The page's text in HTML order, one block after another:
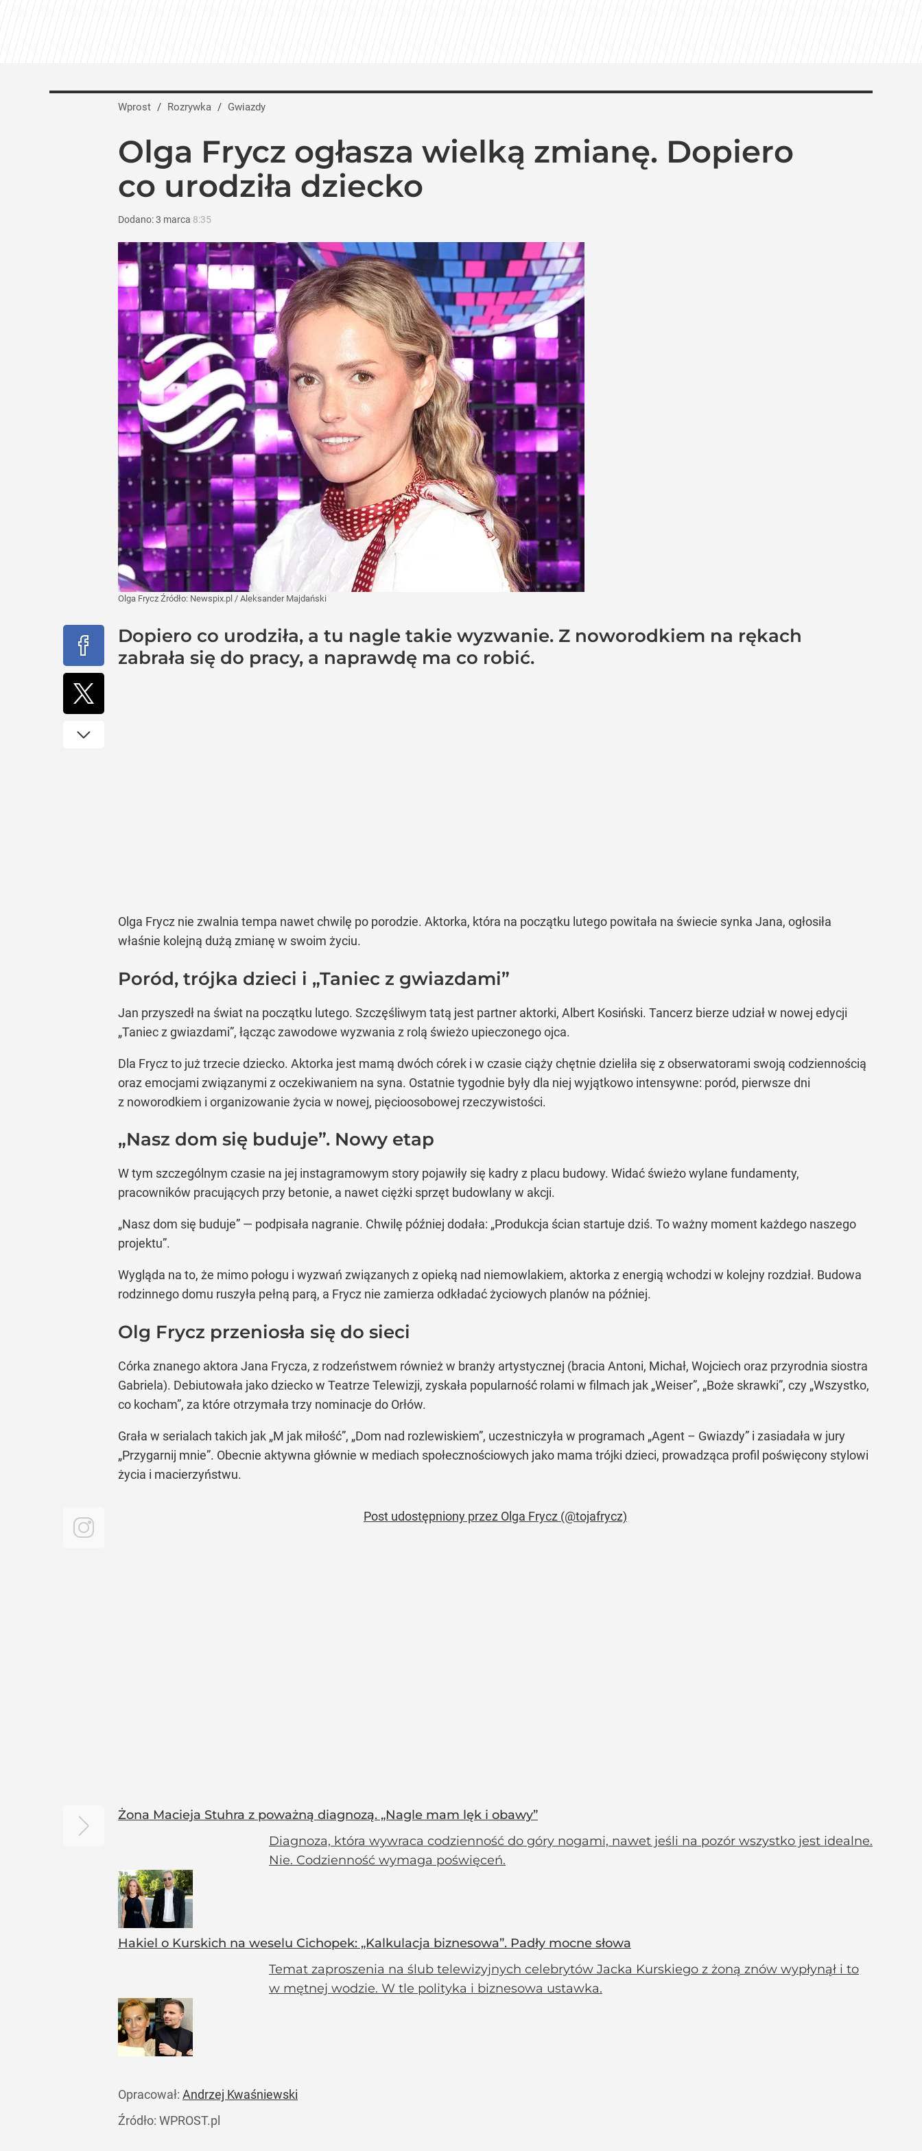
Wprost / Rozrywka / Gwiazdy
Olga Frycz ogłasza wielką zmianę. Dopiero
co urodziła dziecko
Dodano:3 marca 8:35
Olga Frycz Źródło: Newspix.pl / Aleksander Majdański
Dopiero co urodziła, a tu nagle takie wyzwanie. Z noworodkiem na rękach
zabrała się do pracy, a naprawdę ma co robić.
Olga Frycz nie zwalnia tempa nawet chwilę po porodzie. Aktorka, która na początku lutego powitała na świecie synka Jana, ogłosiła
właśnie kolejną dużą zmianę w swoim życiu.
Poród, trójka dzieci i „Taniec z gwiazdami”
Jan przyszedł na świat na początku lutego. Szczęśliwym tatą jest partner aktorki, Albert Kosiński. Tancerz bierze udział w nowej edycji
„Taniec z gwiazdami”, łącząc zawodowe wyzwania z rolą świeżo upieczonego ojca.
Dla Frycz to już trzecie dziecko. Aktorka jest mamą dwóch córek i w czasie ciąży chętnie dzieliła się z obserwatorami swoją codziennością
oraz emocjami związanymi z oczekiwaniem na syna. Ostatnie tygodnie były dla niej wyjątkowo intensywne: poród, pierwsze dni
z noworodkiem i organizowanie życia w nowej, pięcioosobowej rzeczywistości.
„Nasz dom się buduje”. Nowy etap
W tym szczególnym czasie na jej instagramowym story pojawiły się kadry z placu budowy. Widać świeżo wylane fundamenty,
pracowników pracujących przy betonie, a nawet ciężki sprzęt budowlany w akcji.
„Nasz dom się buduje” — podpisała nagranie. Chwilę później dodała: „Produkcja ścian startuje dziś. To ważny moment każdego naszego
projektu”.
Wygląda na to, że mimo połogu i wyzwań związanych z opieką nad niemowlakiem, aktorka z energią wchodzi w kolejny rozdział. Budowa
rodzinnego domu ruszyła pełną parą, a Frycz nie zamierza odkładać życiowych planów na później.
Olg Frycz przeniosła się do sieci
Córka znanego aktora Jana Frycza, z rodzeństwem również w branży artystycznej (bracia Antoni, Michał, Wojciech oraz przyrodnia siostra
Gabriela). Debiutowała jako dziecko w Teatrze Telewizji, zyskała popularność rolami w filmach jak „Weiser”, „Boże skrawki”, czy „Wszystko,
co kocham”, za które otrzymała trzy nominacje do Orłów.
Grała w serialach takich jak „M jak miłość”, „Dom nad rozlewiskiem”, uczestniczyła w programach „Agent – Gwiazdy” i zasiadała w jury
„Przygarnij mnie”. Obecnie aktywna głównie w mediach społecznościowych jako mama trójki dzieci, prowadząca profil poświęcony stylowi
życia i macierzyństwu.
Post udostępniony przez Olga Frycz (@tojafrycz)
Żona Macieja Stuhra z poważną diagnozą. „Nagle mam lęk i obawy”
Diagnoza, która wywraca codzienność do góry nogami, nawet jeśli na pozór wszystko jest idealne.
Nie. Codzienność wymaga poświęceń.
Hakiel o Kurskich na weselu Cichopek: „Kalkulacja biznesowa”. Padły mocne słowa
Temat zaproszenia na ślub telewizyjnych celebrytów Jacka Kurskiego z żoną znów wypłynął i to
w mętnej wodzie. W tle polityka i biznesowa ustawka.
Opracował: Andrzej Kwaśniewski
Źródło: WPROST.pl